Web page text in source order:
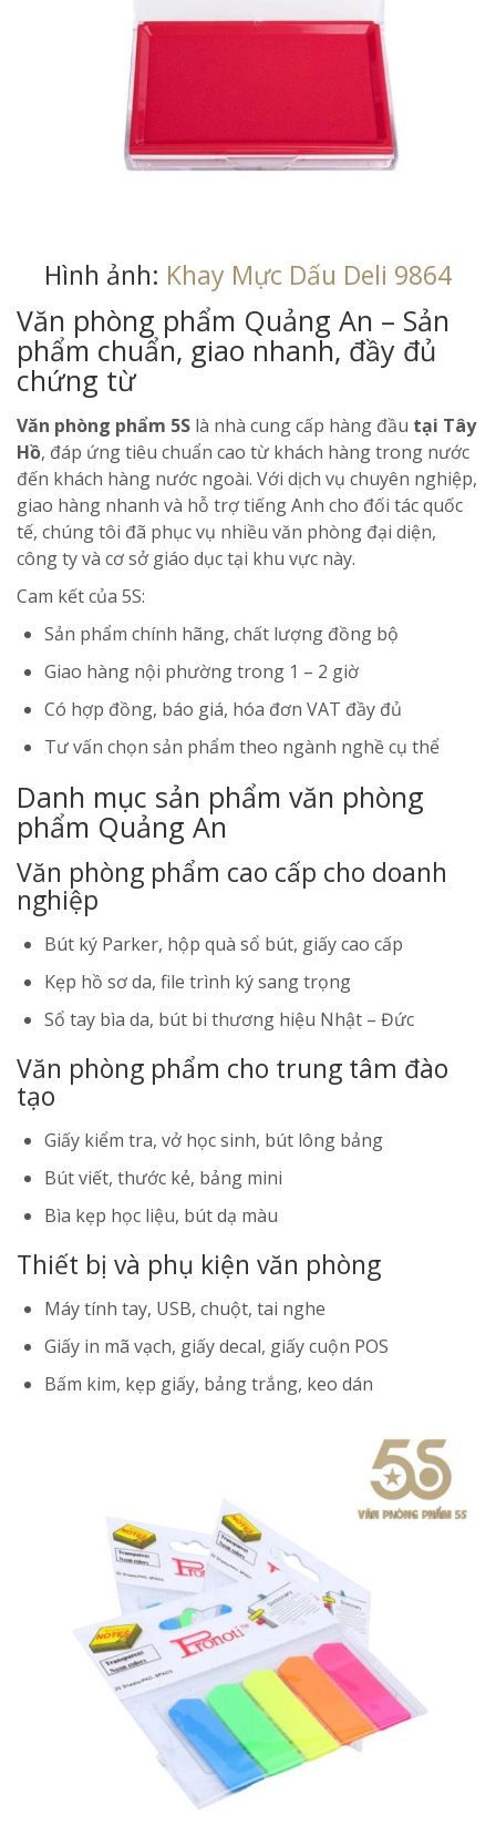
Hình ảnh: Khay Mực Dấu Deli 9864
Văn phòng phẩm Quảng An – Sản
phẩm chuẩn, giao nhanh, đầy đủ
chứng từ
Văn phòng phẩm 5S là nhà cung cấp hàng đầu tại Tây
Hồ, đáp ứng tiêu chuẩn cao từ khách hàng trong nước
đến khách hàng nước ngoài. Với dịch vụ chuyên nghiệp,
giao hàng nhanh và hỗ trợ tiếng Anh cho đối tác quốc
tế, chúng tôi đã phục vụ nhiều văn phòng đại diện,
công ty và cơ sở giáo dục tại khu vực này.
Cam kết của 5S:
Sản phẩm chính hãng, chất lượng đồng bộ
Giao hàng nội phường trong 1 – 2 giờ
Có hợp đồng, báo giá, hóa đơn VAT đầy đủ
Tư vấn chọn sản phẩm theo ngành nghề cụ thể
Danh mục sản phẩm văn phòng
phẩm Quảng An
Văn phòng phẩm cao cấp cho doanh
nghiệp
Bút ký Parker, hộp quà sổ bút, giấy cao cấp
Kẹp hồ sơ da, file trình ký sang trọng
Sổ tay bìa da, bút bi thương hiệu Nhật – Đức
Văn phòng phẩm cho trung tâm đào
tạo
Giấy kiểm tra, vở học sinh, bút lông bảng
Bút viết, thước kẻ, bảng mini
Bìa kẹp học liệu, bút dạ màu
Thiết bị và phụ kiện văn phòng
Máy tính tay, USB, chuột, tai nghe
Giấy in mã vạch, giấy decal, giấy cuộn POS
Bấm kim, kẹp giấy, bảng trắng, keo dán